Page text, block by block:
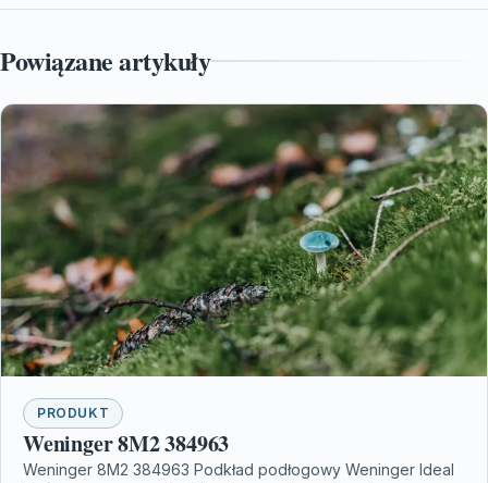
Powiązane artykuły
PRODUKT
Weninger 8M2 384963
Weninger 8M2 384963 Podkład podłogowy Weninger Ideal